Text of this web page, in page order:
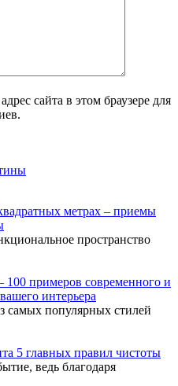
сайта в этом браузере для
метрах – приемы
пространство
100 примеров современного и
интерьера
самых популярных стилей
5 главных правил чистоты
ведь благодаря